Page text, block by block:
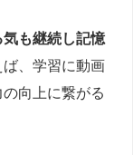
も継続し記憶
、学習に動画
向上に繋がる